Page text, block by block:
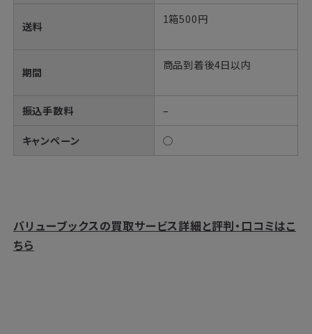
送料
1箱500円
期間
商品到着後4日以内
振込手数料 –
キャンペーン ○
バリューブックスの買取サービス詳細と評判・口コミはこ
ちら